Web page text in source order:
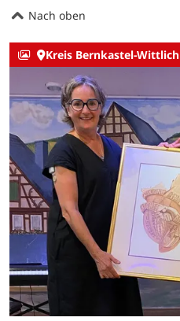
Nach oben
Kreis Bernkastel-Wittlich